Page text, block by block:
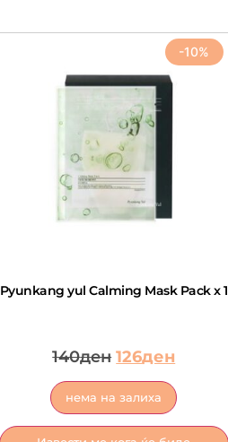
-10%
Pyunkang yul Calming Mask Pack x 1
140ден 126ден
нема на залиха